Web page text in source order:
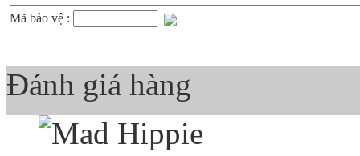
Mã bảo vệ :
Đánh giá hàng